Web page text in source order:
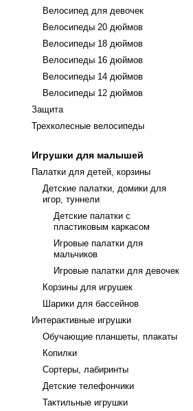
Велосипед для девочек
Велосипеды 20 дюймов
Велосипеды 18 дюймов
Велосипеды 16 дюймов
Велосипеды 14 дюймов
Велосипеды 12 дюймов
Защита
Трехколесные велосипеды
Игрушки для малышей
Палатки для детей, корзины
Детские палатки, домики для
игор, туннели
Детские палатки с
пластиковым каркасом
Игровые палатки для
мальчиков
Игровые палатки для девочек
Корзины для игрушек
Шарики для бассейнов
Интерактивные игрушки
Обучающие планшеты, плакаты
Копилки
Сортеры, лабиринты
Детские телефончики
Тактильные игрушки